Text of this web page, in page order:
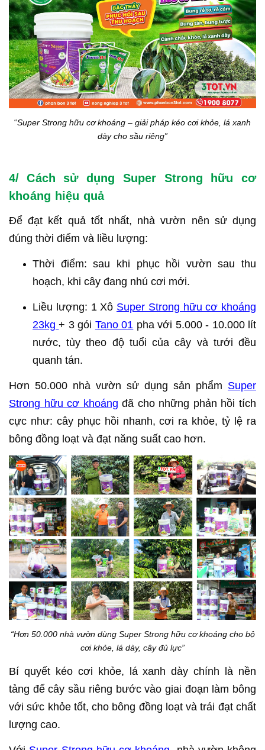
“Super Strong hữu cơ khoáng – giải pháp kéo cơi khỏe, lá xanh
dày cho sầu riêng”
4/ Cách sử dụng Super Strong hữu cơ
khoáng hiệu quả
Để đạt kết quả tốt nhất, nhà vườn nên sử dụng
đúng thời điểm và liều lượng:
Thời điểm: sau khi phục hồi vườn sau thu
hoạch, khi cây đang nhú cơi mới.
Liều lượng: 1 Xô Super Strong hữu cơ khoáng
23kg+ 3 gói Tano 01 pha với 5.000 - 10.000 lít
nước, tùy theo độ tuổi của cây và tưới đều
quanh tán.
Hơn 50.000 nhà vườn sử dụng sản phẩm Super
Strong hữu cơ khoáng đã cho những phản hồi tích
cực như: cây phục hồi nhanh, cơi ra khỏe, tỷ lệ ra
bông đồng loạt và đạt năng suất cao hơn.
“Hơn 50.000 nhà vườn dùng Super Strong hữu cơ khoáng cho bộ
cơi khỏe, lá dày, cây đủ lực”
Bí quyết kéo cơi khỏe, lá xanh dày chính là nền
tảng để cây sầu riêng bước vào giai đoạn làm bông
với sức khỏe tốt, cho bông đồng loạt và trái đạt chất
lượng cao.